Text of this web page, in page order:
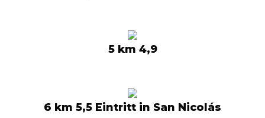
5 km 4,9
6 km 5,5 Eintritt in San Nicolás